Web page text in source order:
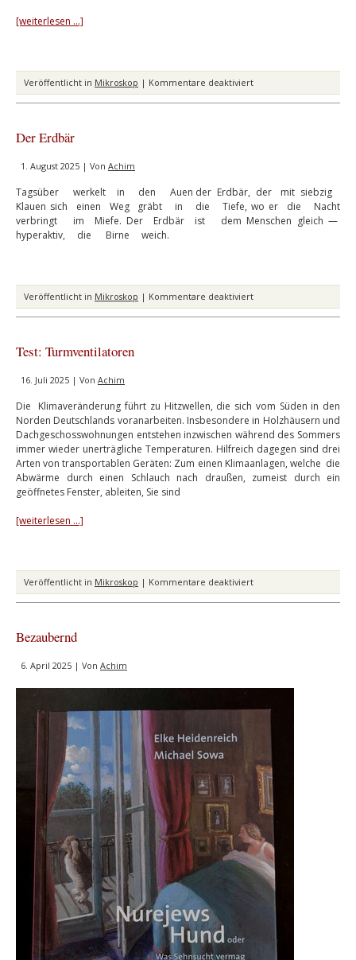
[weiterlesen …]
Veröffentlicht in Mikroskop | Kommentare deaktiviertfür
Zeit
Der Erdbär
1. August 2025 | Von Achim
Tagsüber werkelt in den Auen der Erdbär, der mit siebzig
Klauen sich einen Weg gräbt in die Tiefe, wo er die Nacht
verbringt im Miefe. Der Erdbär ist dem Menschen gleich —
hyperaktiv, die Birne weich.
Veröffentlicht in Mikroskop | Kommentare deaktiviertfür
Der
Test: Turmventilatoren
16. Juli 2025 | Von Achim
Die Klimaveränderung führt zu Hitzwellen, die sich vom Süden in den
Norden Deutschlands voranarbeiten. Insbesondere in Holzhäusern und
Dachgeschosswohnungen entstehen inzwischen während des Sommers
immer wieder unerträgliche Temperaturen. Hilfreich dagegen sind drei
Arten von transportablen Geräten: Zum einen Klimaanlagen, welche die
Abwärme durch einen Schlauch nach draußen, zumeist durch ein
geöffnetes Fenster, ableiten, Sie sind
[weiterlesen …]
Veröffentlicht in Mikroskop | Kommentare deaktiviertfür
Test:
Bezaubernd
6. April 2025 | Von Achim